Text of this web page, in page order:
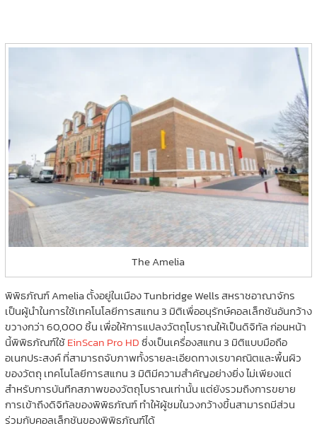
The Amelia
พิพิธภัณฑ์ Amelia ตั้งอยู่ในเมือง Tunbridge Wells สหราชอาณาจักร
เป็นผู้นำในการใช้เทคโนโลยีการสแกน 3 มิติเพื่ออนุรักษ์คอลเล็กชันอันกว้าง
ขวางกว่า 60,000 ชิ้น เพื่อให้การแปลงวัตถุโบราณให้เป็นดิจิทัล ก่อนหน้า
นี้พิพิธภัณฑ์ใช้EinScan Pro HDซึ่งเป็นเครื่องสแกน 3 มิติแบบมือถือ
อเนกประสงค์ ที่สามารถจับภาพทั้งรายละเอียดทางเรขาคณิตและพื้นผิว
ของวัตถุ เทคโนโลยีการสแกน 3 มิติมีความสำคัญอย่างยิ่ง ไม่เพียงแต่
สำหรับการบันทึกสภาพของวัตถุโบราณเท่านั้น แต่ยังรวมถึงการขยาย
การเข้าถึงดิจิทัลของพิพิธภัณฑ์ ทำให้ผู้ชมในวงกว้างขึ้นสามารถมีส่วน
ร่วมกับคอลเล็กชันของพิพิธภัณฑ์ได้